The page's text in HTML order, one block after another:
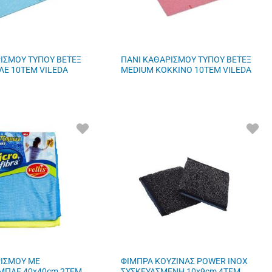
ΤΥΠΟΥ ΒΕΤΕΞ
10ΤΕΜ VILEDA
ΠΑΝΙ ΚΑΘΑΡΙΣΜΟΥ ΤΥΠΟΥ ΒΕΤΕΞ
MEDIUM ΚΟΚΚΙΝΟ 10ΤΕΜ VILEDA
ΜΕ
ΠΡΟΣΘΗΚΗ
ΦΙΜΠΡΑ ΚΟΥΖΙΝΑΣ POWER INOX